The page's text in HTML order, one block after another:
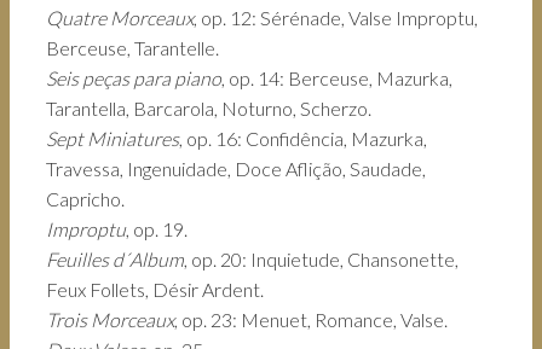
Quatre Morceaux, op. 12: Sérénade, Valse Improptu,
Berceuse, Tarantelle.
Seis peças para piano, op. 14: Berceuse, Mazurka,
Tarantella, Barcarola, Noturno, Scherzo.
Sept Miniatures, op. 16: Confidência, Mazurka,
Travessa, Ingenuidade, Doce Aflição, Saudade,
Capricho.
Improptu, op. 19.
Feuilles d´Album, op. 20: Inquietude, Chansonette,
Feux Follets, Désir Ardent.
Trois Morceaux, op. 23: Menuet, Romance, Valse.